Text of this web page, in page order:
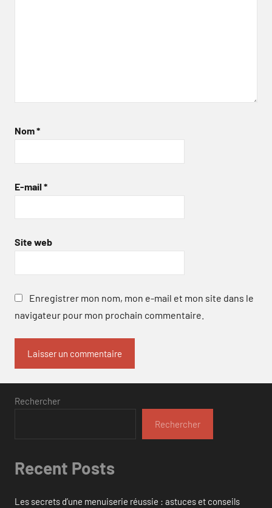
Nom*
E-mail *
Site web
Enregistrer mon nom, mon e-mail et mon site dans le
navigateur pour mon prochain commentaire.
Rechercher
Rechercher
Recent Posts
Les secrets d’une menuiserie réussie : astuces et conseils